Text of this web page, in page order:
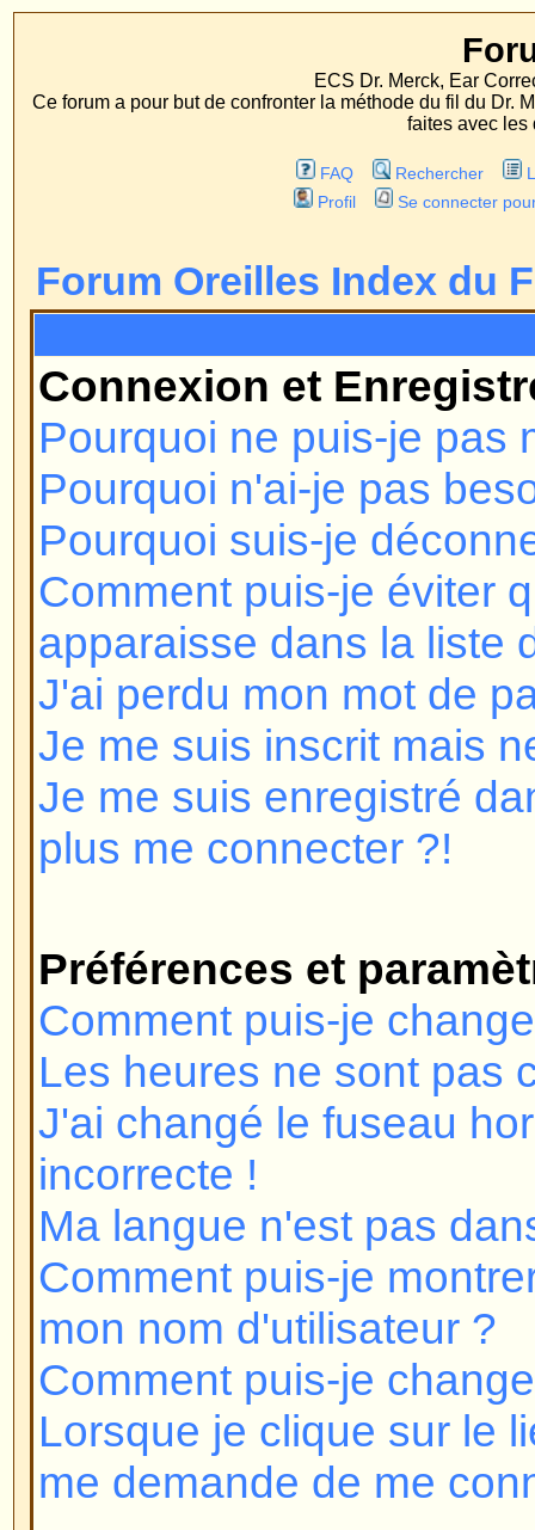
Forum
ECS Dr. Merck, Ear Correction System,
Ce forum a pour but de confronter la méthode du fil du Dr. Merck aux
faites avec les deux procédés
Liste des Membres
Forum Oreilles Index du Forum
Connexion et Enregistrement
Pourquoi n'ai-je pas besoin de
Pourquoi suis-je déconnecté
Comment puis-je éviter que
apparaisse dans la liste des
J'ai perdu mon mot de passe !
Je me suis inscrit mais ne peux
Je me suis enregistré dans le
plus me connecter ?!
Préférences et paramètres
Comment puis-je changer mes
Les heures ne sont pas
J'ai changé le fuseau horaire et
Ma langue n'est pas dans la liste
Comment puis-je montrer une
mon nom d'utilisateur ?
Comment puis-je changer mon
Lorsque je clique sur le lien e-
me demande de me connecter !
Publication
Comment puis-je poster un
Comment puis-je éditer ou
Comment puis-je ajouter une
message ?
Comment puis-je créer un
Comment puis-je éditer ou
Pourquoi ne puis-je pas